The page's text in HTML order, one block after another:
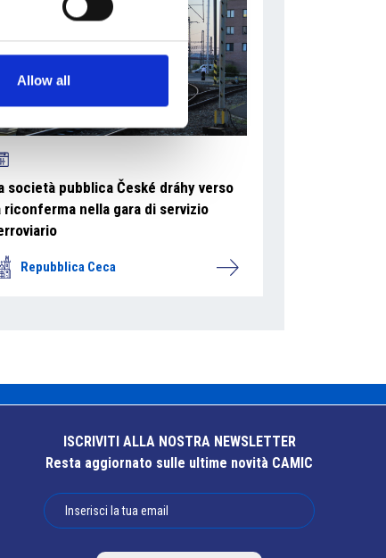
Allow all
società pubblica České dráhy verso
riconferma nella gara di servizio
Repubblica Ceca
ISCRIVITI ALLA NOSTRA NEWSLETTER
Resta aggiornato sulle ultime novità CAMIC